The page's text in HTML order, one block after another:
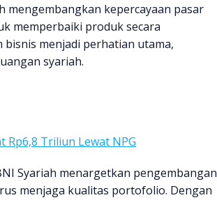
mengembangkan kepercayaan pasar
memperbaiki produk secara
menjadi perhatian utama,
syariah.
Rp6,8 Triliun Lewat NPG
Syariah menargetkan pengembangan
menjaga kualitas portofolio. Dengan